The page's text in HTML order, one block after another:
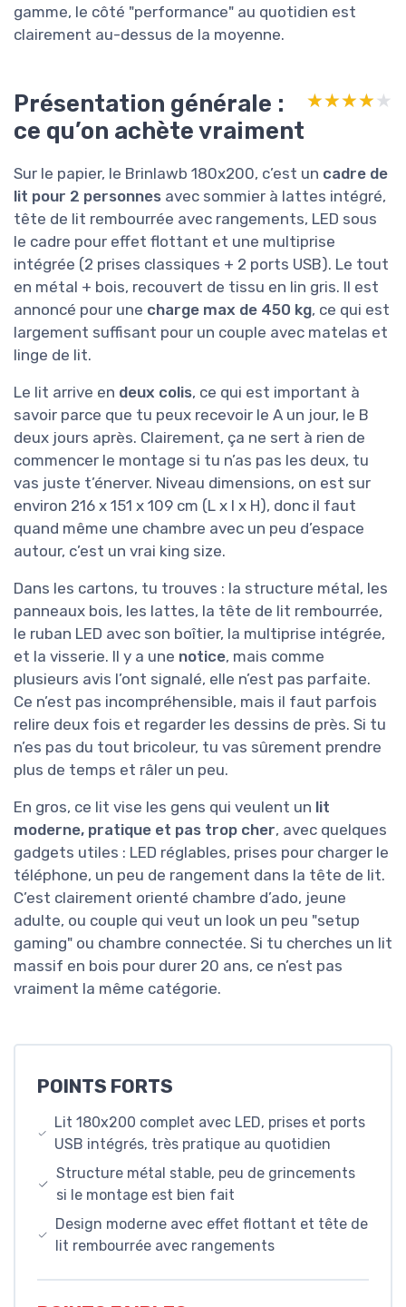
gamme, le côté "performance" au quotidien est
clairement au-dessus de la moyenne.
Présentation générale :
ce qu’on achète vraiment
★★★★★
★★★★★
Sur le papier, le Brinlawb 180x200, c’est un cadre de
lit pour 2 personnes avec sommier à lattes intégré,
tête de lit rembourrée avec rangements, LED sous
le cadre pour effet flottant et une multiprise
intégrée (2 prises classiques + 2 ports USB). Le tout
en métal + bois, recouvert de tissu en lin gris. Il est
annoncé pour une charge max de 450 kg, ce qui est
largement suffisant pour un couple avec matelas et
linge de lit.
Le lit arrive en deux colis, ce qui est important à
savoir parce que tu peux recevoir le A un jour, le B
deux jours après. Clairement, ça ne sert à rien de
commencer le montage si tu n’as pas les deux, tu
vas juste t’énerver. Niveau dimensions, on est sur
environ 216 x 151 x 109 cm (L x l x H), donc il faut
quand même une chambre avec un peu d’espace
autour, c’est un vrai king size.
Dans les cartons, tu trouves : la structure métal, les
panneaux bois, les lattes, la tête de lit rembourrée,
le ruban LED avec son boîtier, la multiprise intégrée,
et la visserie. Il y a une notice, mais comme
plusieurs avis l’ont signalé, elle n’est pas parfaite.
Ce n’est pas incompréhensible, mais il faut parfois
relire deux fois et regarder les dessins de près. Si tu
n’es pas du tout bricoleur, tu vas sûrement prendre
plus de temps et râler un peu.
En gros, ce lit vise les gens qui veulent un lit
moderne, pratique et pas trop cher, avec quelques
gadgets utiles : LED réglables, prises pour charger le
téléphone, un peu de rangement dans la tête de lit.
C’est clairement orienté chambre d’ado, jeune
adulte, ou couple qui veut un look un peu "setup
gaming" ou chambre connectée. Si tu cherches un lit
massif en bois pour durer 20 ans, ce n’est pas
vraiment la même catégorie.
POINTS FORTS
Lit 180x200 complet avec LED, prises et ports
USB intégrés, très pratique au quotidien
Structure métal stable, peu de grincements
si le montage est bien fait
Design moderne avec effet flottant et tête de
lit rembourrée avec rangements